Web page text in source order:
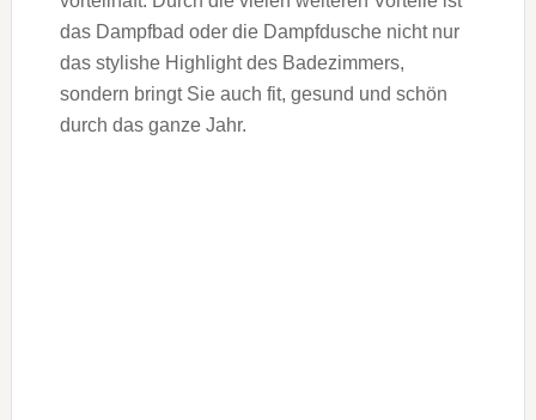
das Dampfbad oder die Dampfdusche nicht nur
das stylishe Highlight des Badezimmers,
sondern bringt Sie auch fit, gesund und schön
durch das ganze Jahr.